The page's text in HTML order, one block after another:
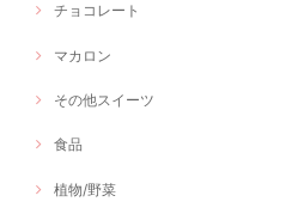
チョコレート
マカロン
その他スイーツ
食品
植物/野菜